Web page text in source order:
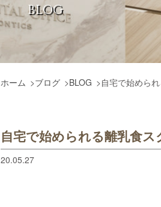
BLOG
ホーム >ブログ >BLOG >自宅で始めら
自宅で始められる離乳食ス
20.05.27